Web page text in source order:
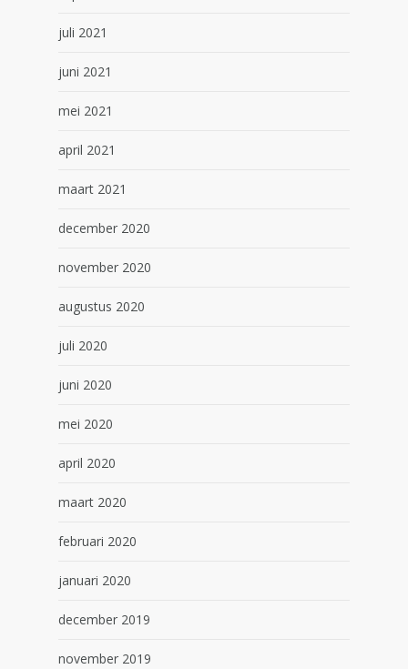
juli 2021
juni 2021
mei 2021
april 2021
maart 2021
december 2020
november 2020
augustus 2020
juli 2020
juni 2020
mei 2020
april 2020
maart 2020
februari 2020
januari 2020
december 2019
november 2019